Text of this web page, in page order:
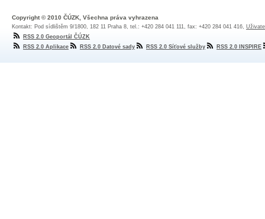
Copyright © 2010 ČÚZK, Všechna práva vyhrazena
Kontakt: Pod sídlištěm 9/1800, 182 11 Praha 8, tel.: +420 284 041 111, fax: +420 284 041 416,
RSS 2.0 Geoportál ČÚZK
RSS 2.0 Aplikace
RSS 2.0 Datové sady RSS 2.0 Síťové služby RSS 2.0 INSPIRE